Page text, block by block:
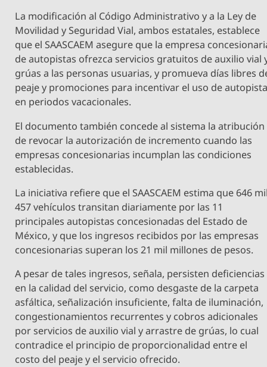
La modificación al Código Administrativo y a la Ley de
Movilidad y Seguridad Vial, ambos estatales, establece
que el SAASCAEM asegure que la empresa
de autopistas ofrezca servicios gratuitos de auxilio vial
grúas a las personas usuarias, y promueva días libres
peaje y promociones para incentivar el uso de
en periodos vacacionales.
El documento también concede al sistema la atribución
de revocar la autorización de incremento cuando las
empresas concesionarias incumplan las condiciones
establecidas.
La iniciativa refiere que el SAASCAEM estima que 646
457 vehículos transitan diariamente por las 11
principales autopistas concesionadas del Estado de
México, y que los ingresos recibidos por las empresas
concesionarias superan los 21 mil millones de pesos.
A pesar de tales ingresos, señala, persisten deficiencias
en la calidad del servicio, como desgaste de la carpeta
asfáltica, señalización insuficiente, falta de iluminación,
congestionamientos recurrentes y cobros adicionales
por servicios de auxilio vial y arrastre de grúas, lo cual
contradice el principio de proporcionalidad entre el
costo del peaje y el servicio ofrecido.